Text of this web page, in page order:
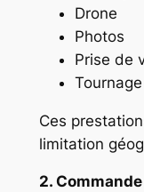
Drone
Photos
Prise de
Tournage
Ces
limitation
2.